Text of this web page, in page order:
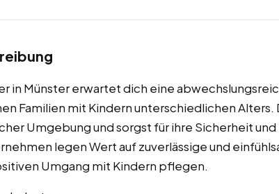
in Münster erwartet dich eine
Familien mit Kindern unterschiedlichen Alters.
Umgebung und sorgst für ihre Sicherheit
legen Wert auf zuverlässige und
Umgang mit Kindern pflegen.